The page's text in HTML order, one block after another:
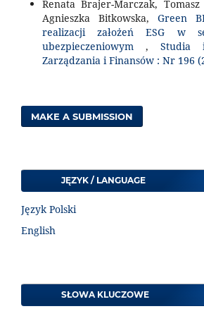
Renata Brajer-Marczak,
Agnieszka Bitkowska, Green
realizacji założeń ESG w
ubezpieczeniowym , Studia
Zarządzania i Finansów : Nr 196
MAKE A SUBMISSION
JĘZYK / LANGUAGE
Język Polski
English
SŁOWA KLUCZOWE